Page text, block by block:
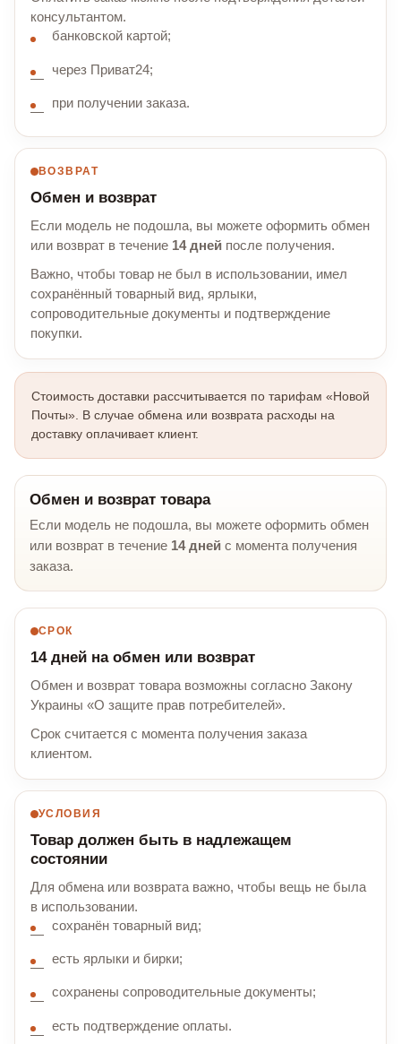
консультантом.
банковской картой;
через Приват24;
при получении заказа.
ВОЗВРАТ
Обмен и возврат
Если модель не подошла, вы можете оформить обмен
или возврат в течение 14 дней после получения.
Важно, чтобы товар не был в использовании, имел
сохранённый товарный вид, ярлыки,
сопроводительные документы и подтверждение
покупки.
Стоимость доставки рассчитывается по тарифам «Новой
Почты». В случае обмена или возврата расходы на
доставку оплачивает клиент.
Обмен и возврат товара
Если модель не подошла, вы можете оформить обмен
или возврат в течение 14 дней с момента получения
заказа.
СРОК
14 дней на обмен или возврат
Обмен и возврат товара возможны согласно Закону
Украины «О защите прав потребителей».
Срок считается с момента получения заказа
клиентом.
УСЛОВИЯ
Товар должен быть в надлежащем
состоянии
Для обмена или возврата важно, чтобы вещь не была
в использовании.
сохранён товарный вид;
есть ярлыки и бирки;
сохранены сопроводительные документы;
есть подтверждение оплаты.